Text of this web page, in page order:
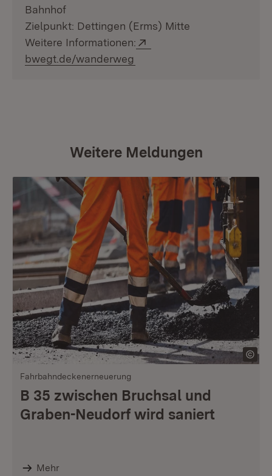
Bahnhof
Zielpunkt: Dettingen (Erms) Mitte
Weitere Informationen:
bwegt.de/wanderweg
Weitere Meldungen
Fahrbahndeckenerneuerung
B 35 zwischen Bruchsal und
Graben-Neudorf wird saniert
Mehr